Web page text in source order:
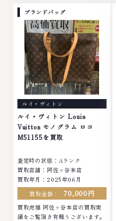
りがとうございました。■地域買
取No.1へ挑戦金 プラチナ ダイヤ
モンド ブランド品 ブランド衣類
お酒買取りのことなら、お任せく
ださいなかでも金・プラチナ等の
アクセサリー・貴金属・宝石・ダ
イヤモンド・ジュエリーや ブラ
ンド品・時計等は特に自信を持っ
て、高額査定を実現しておりま
す。 古くて使わなくなってしま
ったアクセサリー、動かなくなっ
てしまった腕時計、多くのお品物
の高価買取りを実現しており、他
店ではお値段の付かなかったお品
物でも、一点一点丁寧に無料で査
い。TEL: 0120-959-764営業
時間: 10:00～19:00定休日: 年中
無休
ブランドバッグ
ルイ・ヴィトン
ルイ・ヴィトン Louis
Vuitton モノグラム ロコ
M51155を買取
査定時の状態：Aランク
買取店舗：阿佐ヶ谷本店
買取年月：2025年06月
買取金額：
70,000円
買取虎福 阿佐ヶ谷本店の買取実
績をご覧頂き有難うございます。